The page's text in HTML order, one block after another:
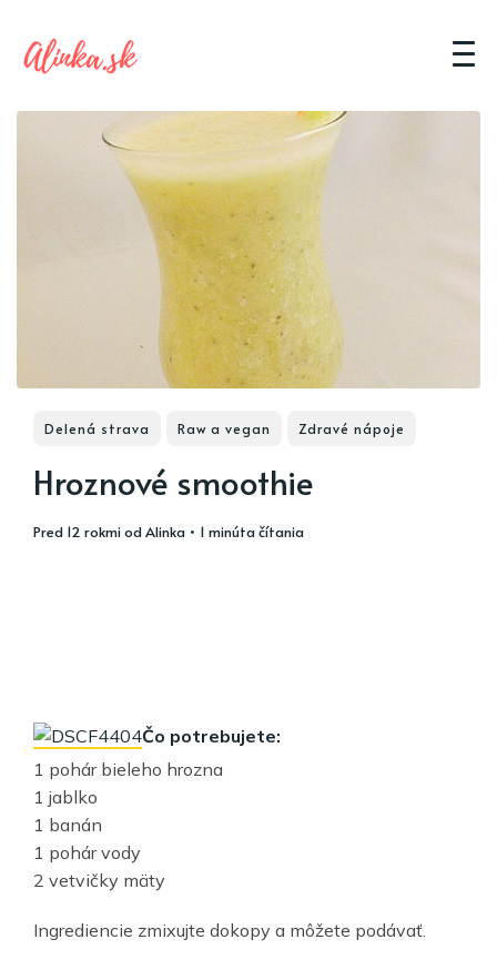
Delená strava Raw a vegan Zdravé nápoje
Hroznové smoothie
pred 12 rokmiodAlinka • 1 minúta čítania
Čo potrebujete:
1 pohár bieleho hrozna
1 jablko
1 banán
1 pohár vody
2 vetvičky mäty
Ingrediencie zmixujte dokopy a môžete podávať.